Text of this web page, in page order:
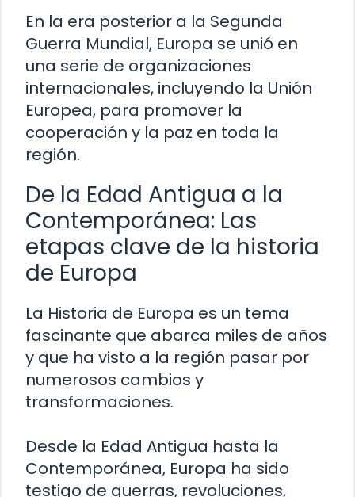
En la era posterior a la Segunda
Guerra Mundial, Europa se unió en
una serie de organizaciones
internacionales, incluyendo la Unión
Europea, para promover la
cooperación y la paz en toda la
región.
De la Edad Antigua a la
Contemporánea: Las
etapas clave de la historia
de Europa
La Historia de Europa es un tema
fascinante que abarca miles de años
y que ha visto a la región pasar por
numerosos cambios y
transformaciones.
Desde la Edad Antigua hasta la
Contemporánea, Europa ha sido
testigo de guerras, revoluciones,